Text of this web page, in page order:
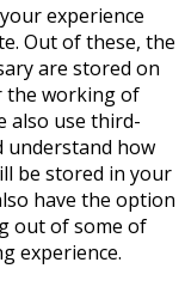
experience
Out of these, the
are stored on
the working of
also use third-
understand how
be stored in your
have the option
out of some of
experience.